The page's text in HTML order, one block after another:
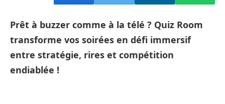
Prêt à buzzer comme à la télé ? Quiz Room
transforme vos soirées en défi immersif
entre stratégie, rires et compétition
endiablée !